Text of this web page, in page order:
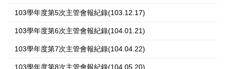
103學年度第5次主管會報紀錄(103.12.17)
103學年度第6次主管會報紀錄(104.01.21)
103學年度第7次主管會報紀錄(104.04.22)
103學年度第8次主管會報紀錄(104.05.20)